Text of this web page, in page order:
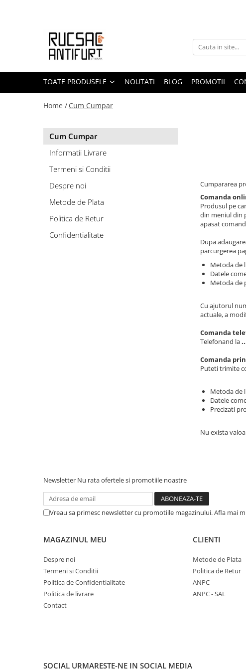
Toate Produsele
Rucsaci Antifurt
Accesorii Antifurt
Speciale
TOATE PRODUSELE NOUTATI BLOG PROMOTII
Home / Cum Cumpar
Cumpararea
Comanda
Produsul pe
din meniul din
apasat
Dupa
parcurgerea
Metoda de
Datele
Metoda de
Cu ajutorul
actuale, a
Comanda
Telefonand la
Comanda
Puteti trimite
Metoda de
Datele
Precizati
Nu exista
Cum Cumpar
Informatii Livrare
Termeni si Conditii
Despre noi
Metode de Plata
Politica de Retur
Confidentialitate
Newsletter Nu rata ofertele si promotiile noastre
Vreau sa primesc newsletter cu promotiile magazinului. Afla mai
MAGAZINUL MEU
Despre noi
Termeni si Conditii
Politica de Confidentialitate
Politica de livrare
Contact
CLIENTI
Metode de Plata
Politica de Retur
ANPC
ANPC - SAL
SOCIAL URMARESTE-NE IN SOCIAL MEDIA